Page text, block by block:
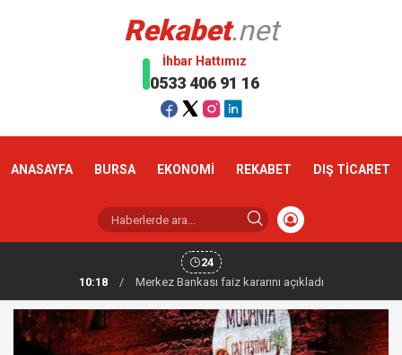
Rekabet.net
İhbar Hattımız
0533 406 91 16
ANASAYFA BURSA EKONOMİ REKABET DIŞ TİCARET
24
10:18
/ Altın haftaya yükselişle başladı